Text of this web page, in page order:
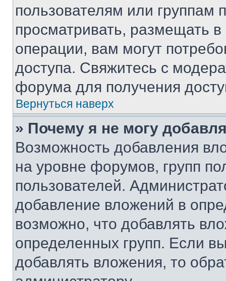
пользователям или группам
просматривать, размещать
операции, вам могут
доступа. Свяжитесь с
форума для получения
Вернуться наверх
» Почему я не могу
Возможность добавления
на уровне форумов, групп
пользователей.
добавление вложений в
возможно, что добавлять
определенных групп. Если
добавлять вложения, то